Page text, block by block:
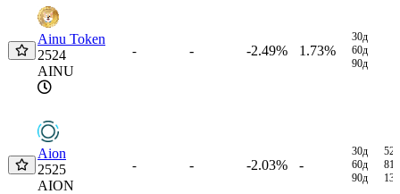
Ainu Token
2524
AINU
- - -2.49% 1.73%
30д
60д
90д
Aion
2525
AION
- - -2.03% -
30д
60д
90д